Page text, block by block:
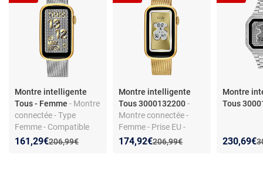
Montre intelligente
Tous - Femme - Montre
connectée - Type
Femme - Compatible
Prise EU - Design
Ancien prix :
206,99€
Nouveau prix :
161,29€
Réduction de :
Montre intelligente
Tous 3000132200-
Montre connectée -
Femme - Prise EU -
Produit à brancher
Ancien prix :
206,99€
Nouveau prix :
174,92€
Réduction de :
Montre
Tous
Nouveau
230,69€